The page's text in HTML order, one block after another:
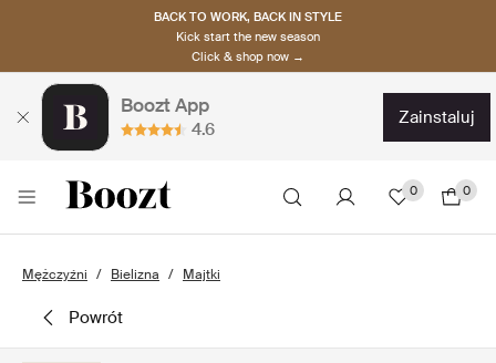
BACK TO WORK, BACK IN STYLE
Kick start the new season
Click & shop now →
Boozt App
4.6
zainstaluj
0 0
Mężczyźni Bielizna Majtki
powrót